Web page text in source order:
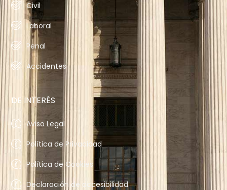
Civil
Laboral
Penal
Accidentes
DE INTERÉS
Aviso Legal
Política de Privacidad
Política de Cookies
Declaración de accesibilidad